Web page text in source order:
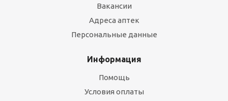
Вакансии
Адреса аптек
Персональные данные
Информация
Помощь
Условия оплаты